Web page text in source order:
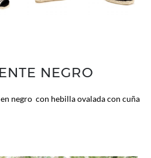
NEGRO
negro con hebilla ovalada con cuña